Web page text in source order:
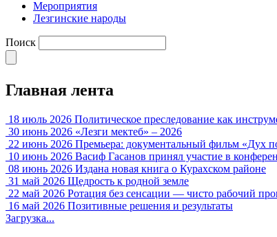
Мероприятия
Лезгинские народы
Поиск
Главная лента
18 июль 2026 Политическое преследование как
30 июнь 2026 «Лезги мектеб» – 2026
22 июнь 2026 Премьера: документальный фильм «Дух
10 июнь 2026 Васиф Гасанов принял участие в
08 июнь 2026 Издана новая книга о Курахском районе
31 май 2026 Щедрость к родной земле
22 май 2026 Ротация без сенсации — чисто рабочий
16 май 2026 Позитивные решения и результаты
Загрузка...